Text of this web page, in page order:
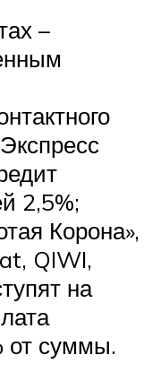
–
2,5%;
Корона»,
QIWI,
на
от суммы.